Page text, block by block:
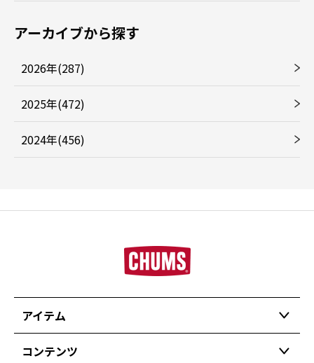
アーカイブから探す
2026年(287)
2025年(472)
2024年(456)
アイテム
コンテンツ